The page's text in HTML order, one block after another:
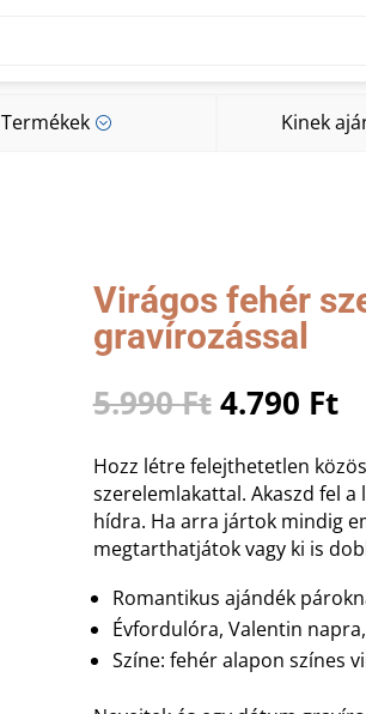
Termékek ; Kinek
Virágos fehér
gravírozással
5.990Ft Original
price
was:
5.990 Ft.
4.790 Ft
is:
Hozz létre felejthetetlen
szerelemlakattal. Akaszd fel
hídra. Ha arra jártok mindig
megtarthatjátok vagy ki is
Romantikus ajándék
Évfordulóra, Valentin
Színe: fehér alapon színes